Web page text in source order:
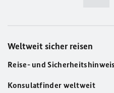
Weltweit sicher reisen
Reise- und
Konsulatfinder weltweit